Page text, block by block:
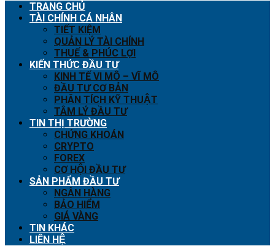
TRANG CHỦ
TÀI CHÍNH CÁ NHÂN
TIẾT KIỆM
QUẢN LÝ TÀI CHÍNH
THUẾ & PHÚC LỢI
KIẾN THỨC ĐẦU TƯ
KINH TẾ VI MÔ – VĨ MÔ
ĐẦU TƯ CƠ BẢN
PHÂN TÍCH KỸ THUẬT
TÂM LÝ ĐẦU TƯ
TIN THỊ TRƯỜNG
CHỨNG KHOÁN
CRYPTO
FOREX
CƠ HỘI ĐẦU TƯ
SẢN PHẨM ĐẦU TƯ
NGÂN HÀNG
BẢO HIỂM
GIÁ VÀNG
TIN KHÁC
LIÊN HỆ